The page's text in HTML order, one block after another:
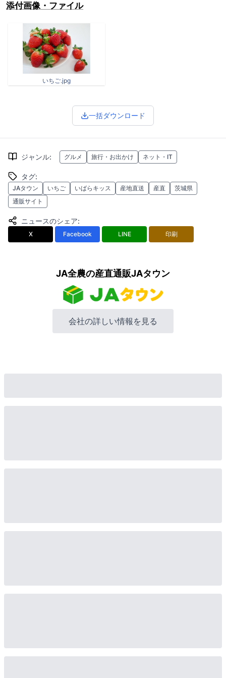
添付画像・ファイル
いちご.jpg
一括ダウンロード
ジャンル: グルメ 旅行・お出かけ ネット・IT
タグ:
JAタウン いちご いばらキッス 産地直送 産直
茨城県
通販サイト
ニュースのシェア:
X Facebook LINE 印刷
JA全農の産直通販JAタウン
会社の詳しい情報を見る